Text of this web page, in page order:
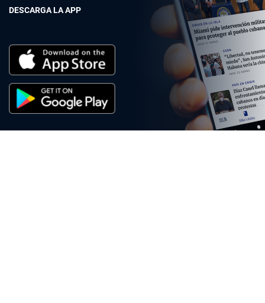
DESCARGA LA APP